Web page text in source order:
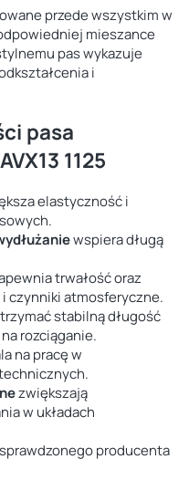
przede wszystkim w
mieszance
pas wykazuje
i
pasa
1125
elastyczność i
wspiera długą
trwałość oraz
czynniki atmosferyczne.
stabilną długość
rozciąganie.
na pracę w
zwiększają
w układach
producenta